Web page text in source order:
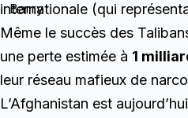
internationale (qui
Même le succès des
une perte estimée à 1
leur réseau mafieux de
L’Afghanistan est